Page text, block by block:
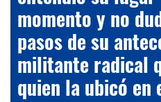
momento y no
pasos de su
militante radical
quien la ubicó en